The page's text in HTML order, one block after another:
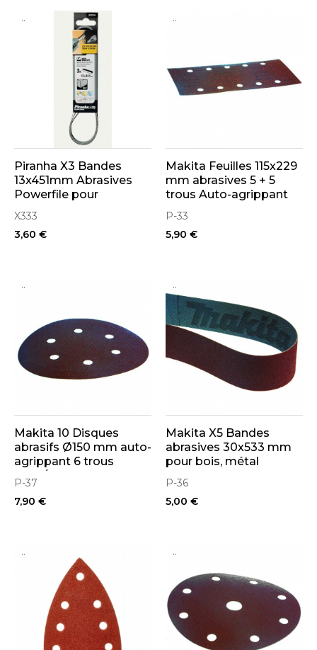
..
Piranha X3 Bandes
13x451mm Abrasives
Powerfile pour
ponceuse
X333
3,60 €
..
Makita Feuilles 115x229
mm abrasives 5 + 5
trous Auto-agrippant
P-33
5,90 €
..
Makita 10 Disques
abrasifs Ø150 mm auto-
agrippant 6 trous
(bois/métal)
P-37
7,90 €
..
Makita X5 Bandes
abrasives 30x533 mm
pour bois, métal
P-36
5,00 €
.. ..